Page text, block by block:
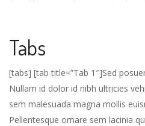
Tabs
[tabs] [tab title=”Tab 1″]Sed
Nullam id dolor id nibh ultricies
sem malesuada magna mollis
Pellentesque ornare sem lacinia